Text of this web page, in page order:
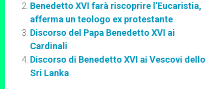
Benedetto XVI farà riscoprire l’Eucaristia,
afferma un teologo ex protestante
Discorso del Papa Benedetto XVI ai
Cardinali
Discorso di Benedetto XVI ai Vescovi dello
Sri Lanka